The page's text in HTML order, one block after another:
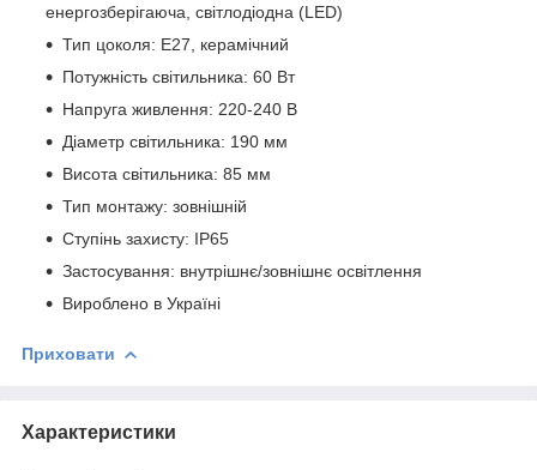
енергозберігаюча, світлодіодна (LED)
Тип цоколя: Е27, керамічний
Потужність світильника: 60 Вт
Напруга живлення: 220-240 В
Діаметр світильника: 190 мм
Висота світильника: 85 мм
Тип монтажу: зовнішній
Ступінь захисту: IP65
Застосування: внутрішнє/зовнішнє освітлення
Вироблено в Україні
Приховати
Характеристики